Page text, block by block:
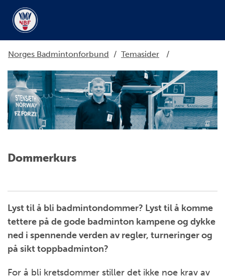
Norges Badmintonforbund / Temasider /
Dommerkurs
Lyst til å bli badmintondommer? Lyst til å komme
tettere på de gode badminton kampene og dykke
ned i spennende verden av regler, turneringer og
på sikt toppbadminton?
For å bli kretsdommer stiller det ikke noe krav av